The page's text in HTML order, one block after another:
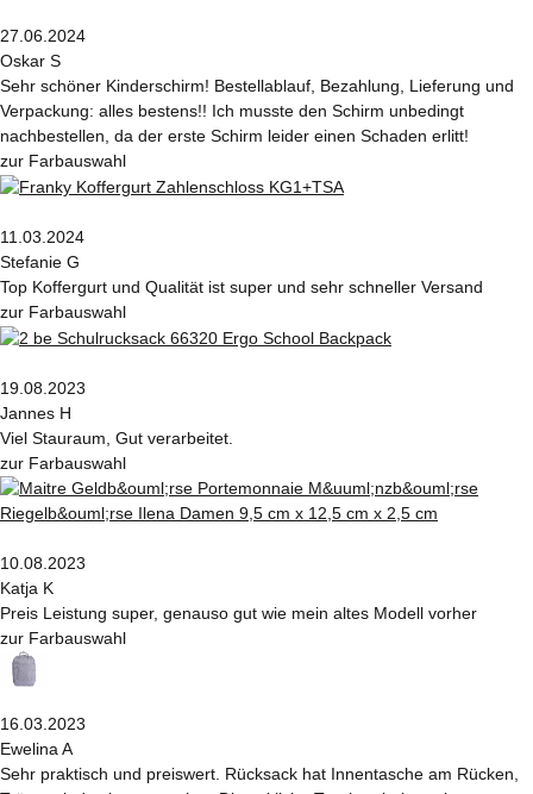
27.06.2024
Oskar S
Sehr schöner Kinderschirm! Bestellablauf, Bezahlung, Lieferung und
Verpackung: alles bestens!! Ich musste den Schirm unbedingt
nachbestellen, da der erste Schirm leider einen Schaden erlitt!
zur Farbauswahl
11.03.2024
Stefanie G
Top Koffergurt und Qualität ist super und sehr schneller Versand
zur Farbauswahl
19.08.2023
Jannes H
Viel Stauraum, Gut verarbeitet.
zur Farbauswahl
10.08.2023
Katja K
Preis Leistung super, genauso gut wie mein altes Modell vorher
zur Farbauswahl
16.03.2023
Ewelina A
Sehr praktisch und preiswert. Rücksack hat Innentasche am Rücken,